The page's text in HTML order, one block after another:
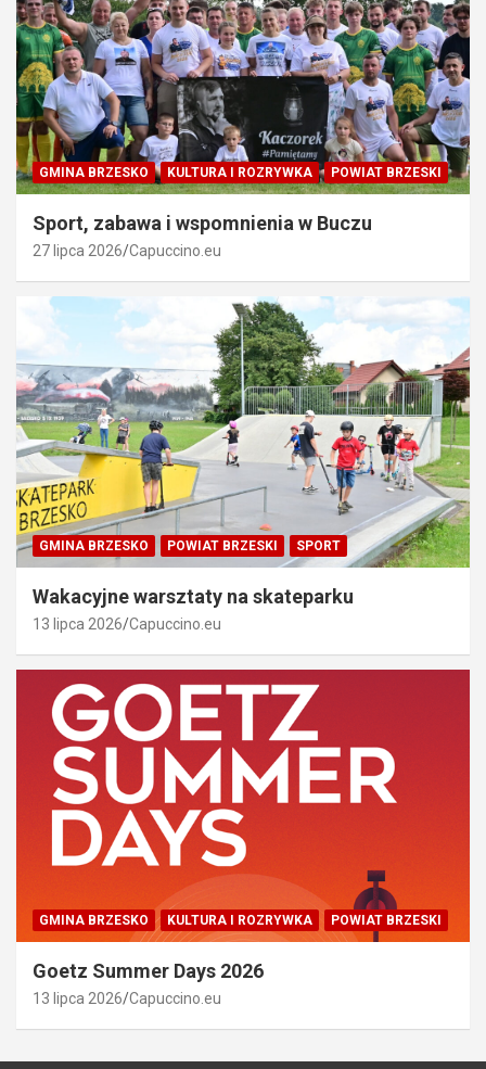
GMINA BRZESKO KULTURA I ROZRYWKA POWIAT BRZESKI
Sport, zabawa i wspomnienia w Buczu
27 lipca 2026 Capuccino.eu
GMINA BRZESKO POWIAT BRZESKI SPORT
Wakacyjne warsztaty na skateparku
13 lipca 2026 Capuccino.eu
GMINA BRZESKO KULTURA I ROZRYWKA POWIAT BRZESKI
Goetz Summer Days 2026
13 lipca 2026 Capuccino.eu